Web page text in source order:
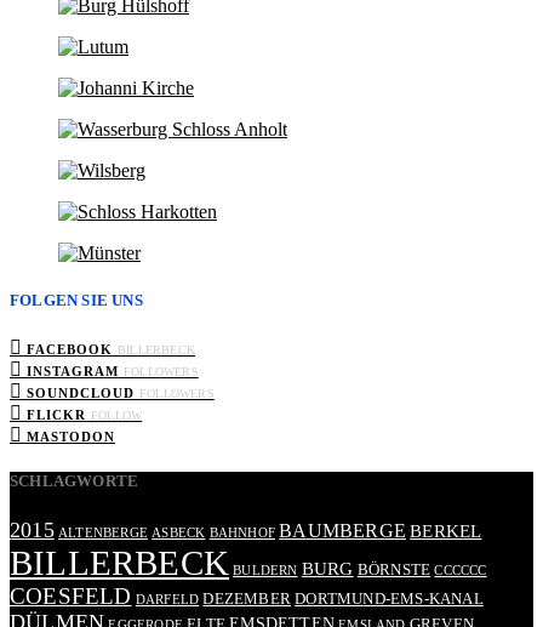
FOLGEN SIE UNS
FACEBOOK BILLERBECK
INSTAGRAM FOLLOWERS
SOUNDCLOUD FOLLOWERS
FLICKR FOLLOW
MASTODON
SCHLAGWORTE
2015 ALTENBERGE ASBECK BAHNHOF BAUMBERGE BERKEL
BILLERBECK BULDERN BURG BÖRNSTE CCCCCC
COESFELD DARFELD DEZEMBER DORTMUND-EMS-KANAL